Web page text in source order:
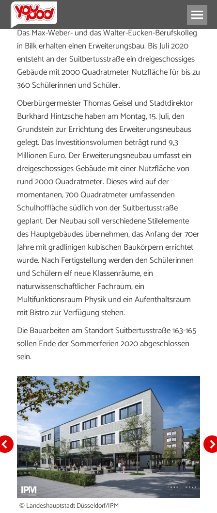
Das Max-Weber- und das Walter-Eucken-Berufskolleg
in Bilk erhalten einen Erweiterungsbau. Bis Juli 2020
entsteht an der Suitbertusstraße ein dreigeschossiges
Gebäude mit 2000 Quadratmeter Nutzfläche für bis zu
360 Schülerinnen und Schüler.
Oberbürgermeister Thomas Geisel und Stadtdirektor
Burkhard Hintzsche haben am Montag, 15. Juli, den
Grundstein zur Errichtung des Erweiterungsneubaus
gelegt. Das Investitionsvolumen beträgt rund 9,3
Millionen Euro. Der Erweiterungsneubau umfasst ein
dreigeschossiges Gebäude mit einer Nutzfläche von
rund 2000 Quadratmeter. Dieses wird auf der
momentanen, 700 Quadratmeter umfassenden
Schulhoffläche südlich von der Suitbertusstraße
geplant. Der Neubau soll verschiedene Stilelemente
des Hauptgebäudes übernehmen, das Anfang der 70er
Jahre mit gradlinigen kubischen Baukörpern errichtet
wurde. Nach Fertigstellung werden den Schülerinnen
und Schülern elf neue Klassenräume, ein
naturwissenschaftlicher Fachraum, ein
Multifunktionsraum Physik und ein Aufenthaltsraum
mit Bistro zur Verfügung stehen.
Die Bauarbeiten am Standort Suitbertusstraße 163-165
sollen Ende der Sommerferien 2020 abgeschlossen
sein.
© Landeshauptstadt Düsseldorf/IPM